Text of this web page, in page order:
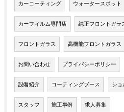
カーコーティング ウォータースポット
カーフィルム専門店 純正フロントガラ
フロントガラス 高機能フロントガラス
お問い合わせ プライバシーポリシー
設備紹介 コーティングブース ショ
スタッフ 施工事例 求人募集